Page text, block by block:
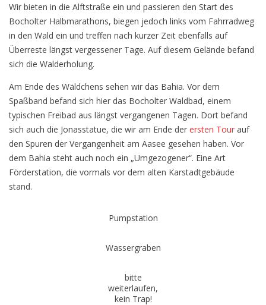
Wir bieten in die Alftstraße ein und passieren den Start des
Bocholter Halbmarathons, biegen jedoch links vom Fahrradweg
in den Wald ein und treffen nach kurzer Zeit ebenfalls auf
Überreste längst vergessener Tage. Auf diesem Gelände befand
sich die Walderholung.
Am Ende des Wäldchens sehen wir das Bahia. Vor dem
Spaßband befand sich hier das Bocholter Waldbad, einem
typischen Freibad aus längst vergangenen Tagen. Dort befand
sich auch die Jonasstatue, die wir am Ende der ersten Tour auf
den Spuren der Vergangenheit am Aasee gesehen haben. Vor
dem Bahia steht auch noch ein „Umgezogener“. Eine Art
Förderstation, die vormals vor dem alten Karstadtgebäude
stand.
Pumpstation
Wassergraben
bitte
weiterlaufen,
kein Trap!